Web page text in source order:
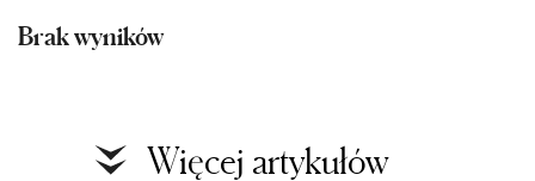
Brak wyników
Więcej artykułów